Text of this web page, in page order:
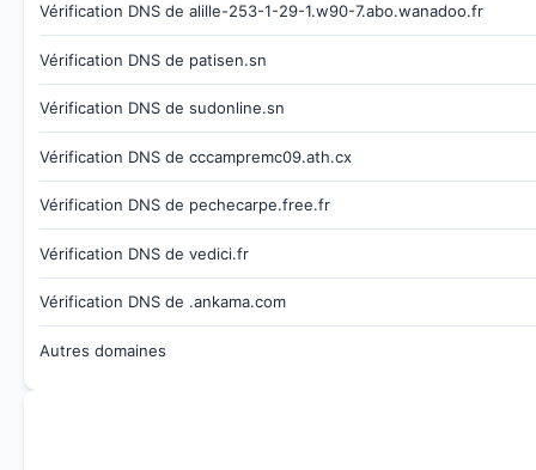
Vérification DNS de alille-253-1-29-1.w90-7.abo.wanadoo.fr
Vérification DNS de patisen.sn
Vérification DNS de sudonline.sn
Vérification DNS de cccampremc09.ath.cx
Vérification DNS de pechecarpe.free.fr
Vérification DNS de vedici.fr
Vérification DNS de .ankama.com
Autres domaines